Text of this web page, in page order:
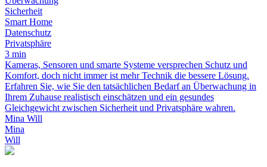
Sicherheit
Smart Home
Datenschutz
Privatsphäre
3 min
Kameras, Sensoren und smarte Systeme versprechen Schutz und
Komfort, doch nicht immer ist mehr Technik die bessere Lösung.
Erfahren Sie, wie Sie den tatsächlichen Bedarf an Überwachung in
Ihrem Zuhause realistisch einschätzen und ein gesundes
Gleichgewicht zwischen Sicherheit und Privatsphäre wahren.
Mina Will
Mina
Will